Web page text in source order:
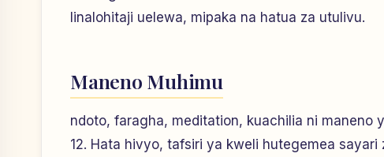
linalohitaji uelewa, mipaka na hatua za utulivu.
Maneno Muhimu
ndoto, faragha, meditation, kuachilia ni maneno
12. Hata hivyo, tafsiri ya kweli hutegemea